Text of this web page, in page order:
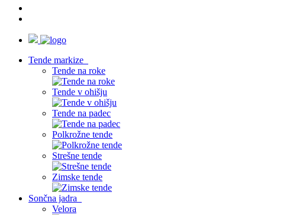
Tende markize
Tende na roke
Tende v ohišju
Tende na padec
Polkrožne tende
Strešne tende
Zimske tende
Sončna jadra
Velora